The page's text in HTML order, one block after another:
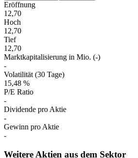
Eröffnung
12,70
Hoch
12,70
Tief
12,70
Marktkapitalisierung in Mio. (-)
-
Volatilität (30 Tage)
15,48 %
P/E Ratio
-
Dividende pro Aktie
-
Gewinn pro Aktie
-
Weitere Aktien aus dem Sektor